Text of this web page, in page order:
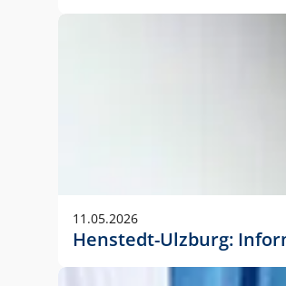
11.05.2026
Henstedt-Ulzburg: